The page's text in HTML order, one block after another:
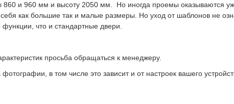
и 960 мм и высоту 2050 мм.
Но иногда проемы оказываются
как большие так и малые размеры. Но уход от шаблонов не
что и стандартные двери.
просьба обращаться к менеджеру.
в том числе это зависит и от настроек вашего